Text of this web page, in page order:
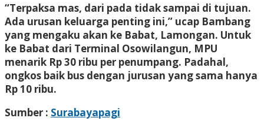
“Terpaksa mas, dari pada tidak sampai di tujuan.
Ada urusan keluarga penting ini,” ucap Bambang
yang mengaku akan ke Babat, Lamongan. Untuk
ke Babat dari Terminal Osowilangun, MPU
menarik Rp 30 ribu per penumpang. Padahal,
ongkos baik bus dengan jurusan yang sama hanya
Rp 10 ribu.
Sumber : Surabayapagi